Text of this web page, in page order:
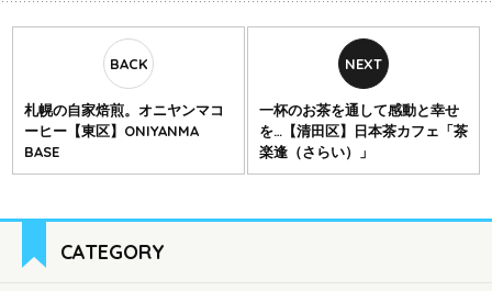
札幌の自家焙煎。オニヤンマコ
ーヒー【東区】ONIYANMA
BASE
一杯のお茶を通して感動と幸せ
を…【清田区】日本茶カフェ「茶
楽逢（さらい）」
CATEGORY